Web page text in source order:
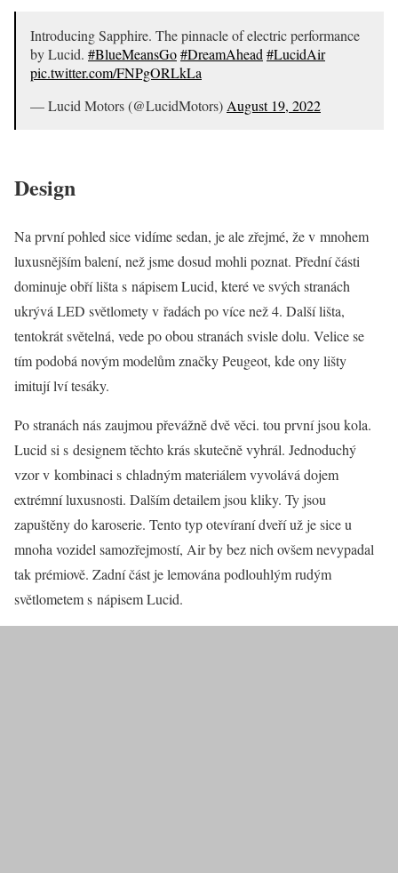
Introducing Sapphire. The pinnacle of electric performance
by Lucid. #BlueMeansGo#DreamAhead #LucidAir
pic.twitter.com/FNPgORLkLa
— Lucid Motors (@LucidMotors) August 19, 2022
Design
Na první pohled sice vidíme sedan, je ale zřejmé, že v mnohem
luxusnějším balení, než jsme dosud mohli poznat. Přední části
dominuje obří lišta s nápisem Lucid, které ve svých stranách
ukrývá LED světlomety v řadách po více než 4. Další lišta,
tentokrát světelná, vede po obou stranách svisle dolu. Velice se
tím podobá novým modelům značky Peugeot, kde ony lišty
imitují lví tesáky.
Po stranách nás zaujmou převážně dvě věci. tou první jsou kola.
Lucid si s designem těchto krás skutečně vyhrál. Jednoduchý
vzor v kombinaci s chladným materiálem vyvolává dojem
extrémní luxusnosti. Dalším detailem jsou kliky. Ty jsou
zapuštěny do karoserie. Tento typ otevíraní dveří už je sice u
mnoha vozidel samozřejmostí, Air by bez nich ovšem nevypadal
tak prémiově. Zadní část je lemována podlouhlým rudým
světlometem s nápisem Lucid.